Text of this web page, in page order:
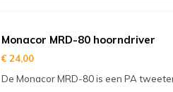
Monacor MRD-80 hoorndriver
€ 24,00
De Monacor MRD-80 is een PA